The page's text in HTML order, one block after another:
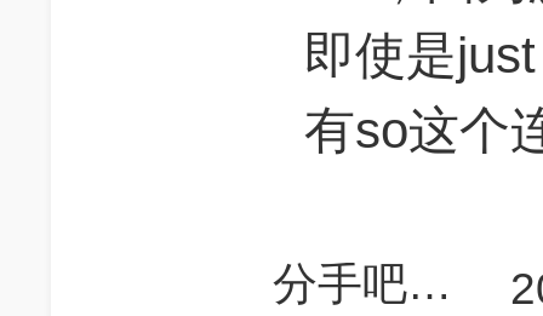
即使是
有so这个
分手吧分手吧